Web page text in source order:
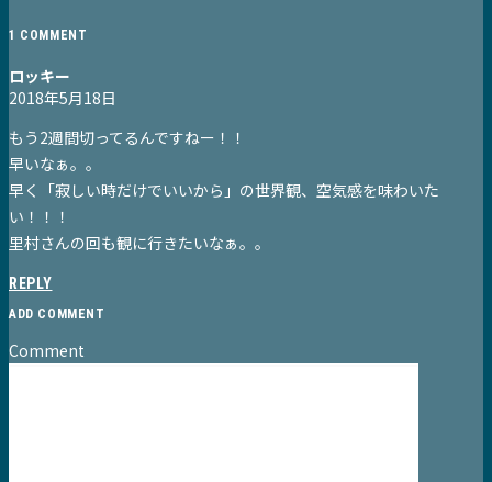
1 COMMENT
ロッキー
2018年5月18日
もう2週間切ってるんですねー！！
早いなぁ。。
早く「寂しい時だけでいいから」の世界観、空気感を味わいた
い！！！
里村さんの回も観に行きたいなぁ。。
REPLY
ADD COMMENT
Comment